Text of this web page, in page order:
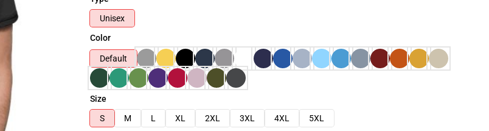
Unisex
Color
Default
Size
S
M L XL 2XL 3XL 4XL
5XL